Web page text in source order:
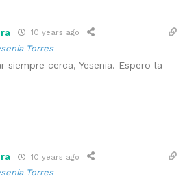
10 years ago
Torres
siempre cerca, Yesenia. Espero la
10 years ago
Torres